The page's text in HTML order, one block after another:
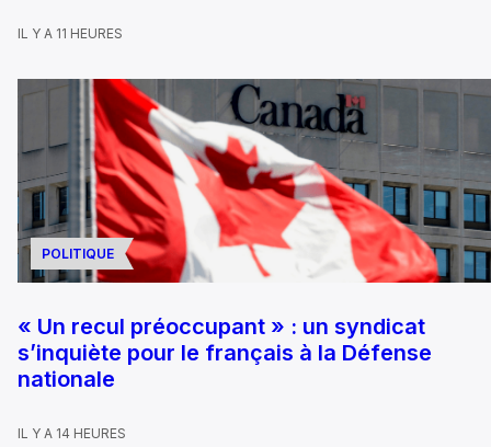
IL Y A 11 HEURES
POLITIQUE
« Un recul préoccupant » : un syndicat
s’inquiète pour le français à la Défense
nationale
IL Y A 14 HEURES